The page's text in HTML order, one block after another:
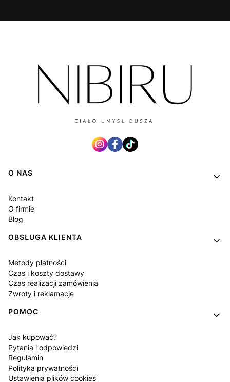
Linki w stopce
O NAS
Kontakt
O firmie
Blog
OBSŁUGA KLIENTA
Metody płatności
Czas i koszty dostawy
Czas realizacji zamówienia
Zwroty i reklamacje
POMOC
Jak kupować?
Pytania i odpowiedzi
Regulamin
Polityka prywatności
Ustawienia plików cookies